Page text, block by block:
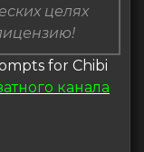
целях
for Chibi
канала